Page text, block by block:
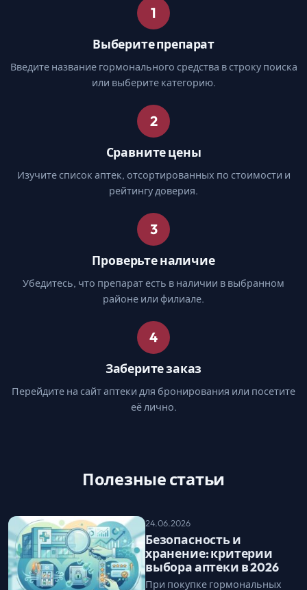
1
Выберите препарат
Введите название гормонального средства в строку поиска
или выберите категорию.
2
Сравните цены
Изучите список аптек, отсортированных по стоимости и
рейтингу доверия.
3
Проверьте наличие
Убедитесь, что препарат есть в наличии в выбранном
районе или филиале.
4
Заберите заказ
Перейдите на сайт аптеки для бронирования или посетите
её лично.
Полезные статьи
24.06.2026
Безопасность и
хранение: критерии
выбора аптеки в 2026
При покупке гормональных